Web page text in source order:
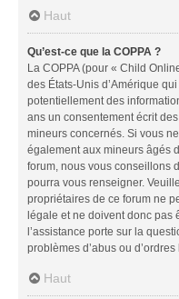
Haut
Qu’est-ce que la COPPA ?
La COPPA (pour « Child
des États-Unis d’Amérique
potentiellement des
ans un consentement écrit
mineurs concernés. Si vous
également aux mineurs âgés
forum, nous vous conseillons
pourra vous renseigner.
propriétaires de ce forum ne
légale et ne doivent donc pas
l’assistance porte sur la
problèmes d’abus ou
Haut